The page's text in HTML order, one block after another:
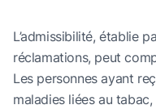
L’admissibilité, établie
réclamations, peut
Les personnes ayant
maladies liées au